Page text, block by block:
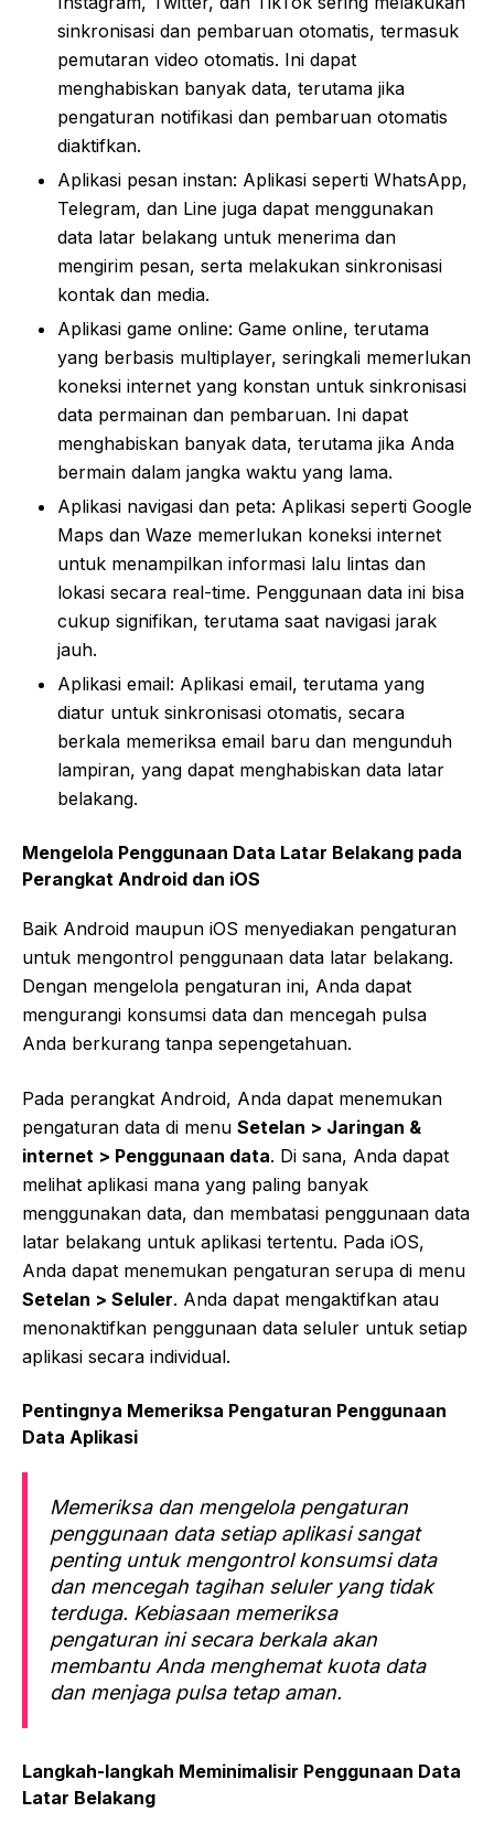
sinkronisasi dan pembaruan otomatis, termasuk
pemutaran video otomatis. Ini dapat
menghabiskan banyak data, terutama jika
pengaturan notifikasi dan pembaruan otomatis
diaktifkan.
Aplikasi pesan instan: Aplikasi seperti WhatsApp,
Telegram, dan Line juga dapat menggunakan
data latar belakang untuk menerima dan
mengirim pesan, serta melakukan sinkronisasi
kontak dan media.
Aplikasi game online: Game online, terutama
yang berbasis multiplayer, seringkali memerlukan
koneksi internet yang konstan untuk sinkronisasi
data permainan dan pembaruan. Ini dapat
menghabiskan banyak data, terutama jika Anda
bermain dalam jangka waktu yang lama.
Aplikasi navigasi dan peta: Aplikasi seperti Google
Maps dan Waze memerlukan koneksi internet
untuk menampilkan informasi lalu lintas dan
lokasi secara real-time. Penggunaan data ini bisa
cukup signifikan, terutama saat navigasi jarak
jauh.
Aplikasi email: Aplikasi email, terutama yang
diatur untuk sinkronisasi otomatis, secara
berkala memeriksa email baru dan mengunduh
lampiran, yang dapat menghabiskan data latar
belakang.
Mengelola Penggunaan Data Latar Belakang pada
Perangkat Android dan iOS
Baik Android maupun iOS menyediakan pengaturan
untuk mengontrol penggunaan data latar belakang.
Dengan mengelola pengaturan ini, Anda dapat
mengurangi konsumsi data dan mencegah pulsa
Anda berkurang tanpa sepengetahuan.
Pada perangkat Android, Anda dapat menemukan
pengaturan data di menu Setelan > Jaringan &
internet > Penggunaan data. Di sana, Anda dapat
melihat aplikasi mana yang paling banyak
menggunakan data, dan membatasi penggunaan data
latar belakang untuk aplikasi tertentu. Pada iOS,
Anda dapat menemukan pengaturan serupa di menu
Setelan > Seluler. Anda dapat mengaktifkan atau
menonaktifkan penggunaan data seluler untuk setiap
aplikasi secara individual.
Pentingnya Memeriksa Pengaturan Penggunaan
Data Aplikasi
Memeriksa dan mengelola pengaturan
penggunaan data setiap aplikasi sangat
penting untuk mengontrol konsumsi data
dan mencegah tagihan seluler yang tidak
terduga. Kebiasaan memeriksa
pengaturan ini secara berkala akan
membantu Anda menghemat kuota data
dan menjaga pulsa tetap aman.
Langkah-langkah Meminimalisir Penggunaan Data
Latar Belakang